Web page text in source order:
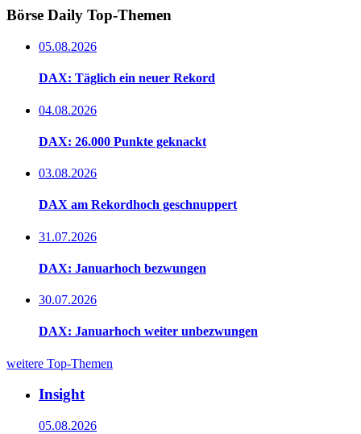
Börse Daily Top-Themen
05.08.2026
DAX: Täglich ein neuer Rekord
04.08.2026
DAX: 26.000 Punkte geknackt
03.08.2026
DAX am Rekordhoch geschnuppert
31.07.2026
DAX: Januarhoch bezwungen
30.07.2026
DAX: Januarhoch weiter unbezwungen
weitere Top-Themen
Insight
05.08.2026